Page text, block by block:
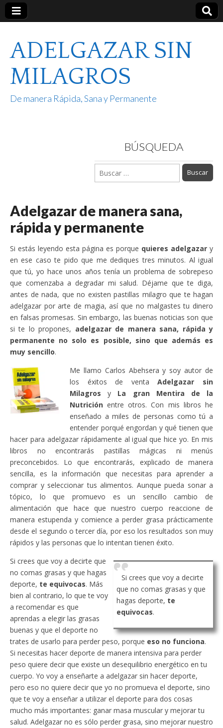
ADELGAZAR SIN
MILAGROS
De manera Rápida, Sana y Permanente
BÚSQUEDA
Buscar:
Adelgazar de manera sana,
rápida y permanente
Si estás leyendo esta página es porque quieres adelgazar y
en ese caso te pido que me dediques tres minutos. Al igual
que tú, yo hace unos años tenía un problema de sobrepeso
que comenzaba a degradar mi salud. Déjame que te diga,
antes de nada, que no existen pastillas milagro que te hagan
adelgazar por arte de magia, así que no malgastes tu dinero
en falsas promesas. Sin embargo, las buenas noticias son que
si te lo propones, adelgazar de manera sana, rápida y
permanente no solo es posible, sino que además es
muy sencillo.
Me llamo Carlos Abehsera y soy autor de
los éxitos de ventaAdelgazar sin
Milagros y La gran Mentira de la
Nutrición entre otros. Con mis libros he
enseñado a miles de personas como tú a
entender porqué engordan y qué tienen que
hacer para adelgazar rápidamente al igual que hice yo. En mis
libros no encontrarás pastillas mágicas ni menús
preconcebidos. Lo que encontrarás, explicado de manera
sencilla, es la información que necesitas para aprender a
comprar y seleccionar tus alimentos. Aunque pueda sonar a
tópico, lo que promuevo es un sencillo cambio de
alimentación que hace que nuestro cuerpo reaccione de
manera estupenda y comience a perder grasa prácticamente
desde el segundo o tercer día, por eso los resultados son muy
rápidos y las personas que lo intentan tienen éxito.
Si crees que voy a decirte
que no comas grasas y que
hagas deporte, te
equivocas.
Si crees que voy a decirte que
no comas grasas y que hagas
deporte, te equivocas. Más
bien al contrario, lo que te voy
a recomendar es que
aprendas a elegir las grasas
buenas y que el deporte no
trates de usarlo para perder peso, porque eso no funciona.
Si necesitas hacer deporte de manera intensiva para perder
peso quiere decir que existe un desequilibrio energético en tu
cuerpo. Yo voy a enseñarte a adelgazar sin hacer deporte,
pero eso no quiere decir que yo no promueva el deporte, sino
que te voy a enseñar a utilizar el deporte para dos cosas
mucho más importantes: ganar masa muscular y mejorar tu
salud. Adelgazar no es sólo perder grasa, sino mejorar nuestro